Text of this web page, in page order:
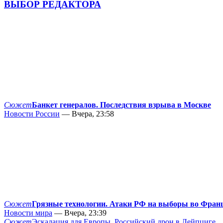
ВЫБОР РЕДАКТОРА
СюжетБанкет генералов. Последствия взрыва в Москве
Новости России — Вчера, 23:58
СюжетГрязные технологии. Атаки РФ на выборы во
Новости мира — Вчера, 23:39